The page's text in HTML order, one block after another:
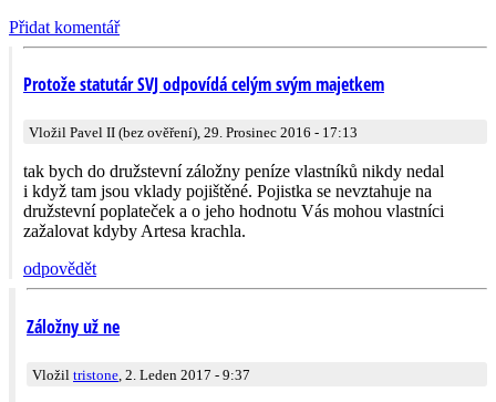
Přidat komentář
Protože statutár SVJ odpovídá celým svým majetkem
Vložil Pavel II (bez ověření), 29. Prosinec 2016 - 17:13
tak bych do družstevní záložny peníze vlastníků nikdy nedal
i když tam jsou vklady pojištěné. Pojistka se nevztahuje na
družstevní poplateček a o jeho hodnotu Vás mohou vlastníci
zažalovat kdyby Artesa krachla.
odpovědět
Záložny už ne
Vložil tristone , 2. Leden 2017 - 9:37